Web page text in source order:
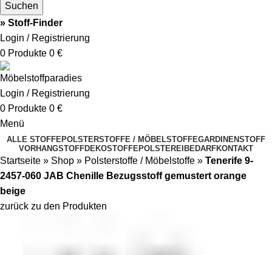
Suchen
» Stoff-Finder
Login / Registrierung
0 Produkte 0 €
Login / Registrierung
0 Produkte 0 €
Menü
ALLE STOFFEPOLSTERSTOFFE / MÖBELSTOFFEGARDINENSTOFF
VORHANGSTOFFDEKOSTOFFEPOLSTEREIBEDARFKONTAKT
Startseite » Shop » Polsterstoffe / Möbelstoffe » Tenerife 9-
2457-060 JAB Chenille Bezugsstoff gemustert orange
beige
zurück zu den Produkten